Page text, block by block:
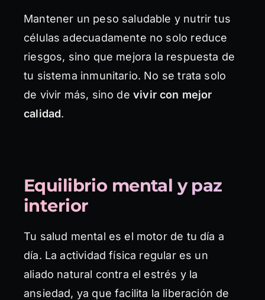
Mantener un peso saludable y nutrir tus
células adecuadamente no solo reduce
riesgos, sino que mejora la respuesta de
tu sistema inmunitario. No se trata solo
de vivir más, sino de vivir con mejor
calidad.
Equilibrio mental y paz
interior
Tu salud mental es el motor de tu día a
día. La actividad física regular es un
aliado natural contra el estrés y la
ansiedad, ya que facilita la liberación de